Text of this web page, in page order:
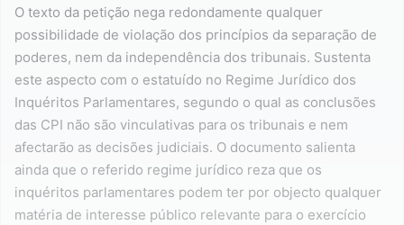
O texto da petição nega redondamente qualquer
possibilidade de violação dos princípios da separação de
poderes, nem da independência dos tribunais. Sustenta
este aspecto com o estatuído no Regime Jurídico dos
Inquéritos Parlamentares, segundo o qual as conclusões
das CPI não são vinculativas para os tribunais e nem
afectarão as decisões judiciais. O documento salienta
ainda que o referido regime jurídico reza que os
inquéritos parlamentares podem ter por objecto qualquer
matéria de interesse público relevante para o exercício